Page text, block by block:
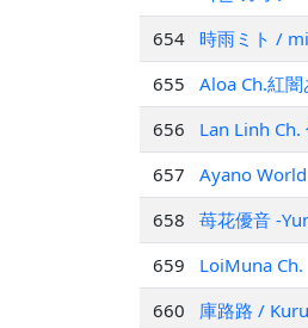
654 時雨ミト /
655
Aloa Ch.紅
656
Lan Linh Ch.
657
Ayano World
658
苺花
659
LoiMuna Ch.
660